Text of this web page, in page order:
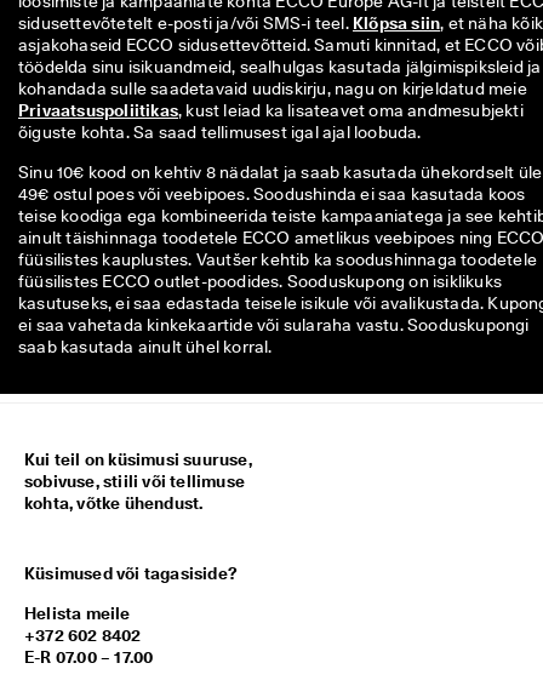
sidusettevõtetelt e-posti ja/või SMS-i teel. Klõpsa siin, et näha
asjakohaseid ECCO sidusettevõtteid. Samuti kinnitad, et ECCO
töödelda sinu isikuandmeid, sealhulgas kasutada jälgimispiksleid ja
kohandada sulle saadetavaid uudiskirju, nagu on kirjeldatud meie
Privaatsuspoliitikas, kust leiad ka lisateavet oma andmesubjekti
õiguste kohta. Sa saad tellimusest igal ajal loobuda.
Sinu 10€ kood on kehtiv 8 nädalat ja saab kasutada ühekordselt üle
49€ ostul poes või veebipoes. Soodushinda ei saa kasutada koos
teise koodiga ega kombineerida teiste kampaaniatega ja see
ainult täishinnaga toodetele ECCO ametlikus veebipoes ning
füüsilistes kauplustes. Vautšer kehtib ka soodushinnaga toodetele
füüsilistes ECCO outlet-poodides. Sooduskupong on isiklikuks
kasutuseks, ei saa edastada teisele isikule või avalikustada.
ei saa vahetada kinkekaartide või sularaha vastu. Sooduskupongi
saab kasutada ainult ühel korral.
Kui teil on küsimusi suuruse,
sobivuse, stiili või tellimuse
kohta, võtke ühendust.
Küsimused või tagasiside?
Helista meile
+372 602 8402
E-R 07.00 – 17.00